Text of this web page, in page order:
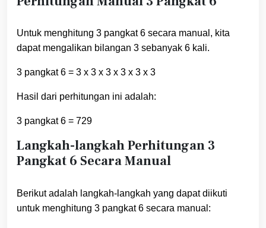
Untuk menghitung 3 pangkat 6 secara manual, kita
dapat mengalikan bilangan 3 sebanyak 6 kali.
3 pangkat 6 = 3 x 3 x 3 x 3 x 3 x 3
Hasil dari perhitungan ini adalah:
3 pangkat 6 = 729
Langkah-langkah Perhitungan 3
Pangkat 6 Secara Manual
Berikut adalah langkah-langkah yang dapat diikuti
untuk menghitung 3 pangkat 6 secara manual: